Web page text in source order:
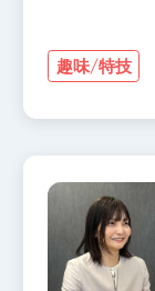
趣味/特技